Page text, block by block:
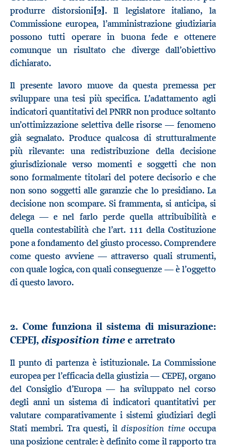
produrre distorsioni[2]. Il legislatore italiano, la
Commissione europea, l’amministrazione giudiziaria
possono tutti operare in buona fede e ottenere
comunque un risultato che diverge dall’obiettivo
dichiarato.
Il presente lavoro muove da questa premessa per
sviluppare una tesi più specifica. L’adattamento agli
indicatori quantitativi del PNRR non produce soltanto
un’ottimizzazione selettiva delle risorse — fenomeno
già segnalato. Produce qualcosa di strutturalmente
più rilevante: una redistribuzione della decisione
giurisdizionale verso momenti e soggetti che non
sono formalmente titolari del potere decisorio e che
non sono soggetti alle garanzie che lo presidiano. La
decisione non scompare. Si frammenta, si anticipa, si
delega — e nel farlo perde quella attribuibilità e
quella contestabilità che l’art. 111 della Costituzione
pone a fondamento del giusto processo. Comprendere
come questo avviene — attraverso quali strumenti,
con quale logica, con quali conseguenze — è l’oggetto
di questo lavoro.
2. Come funziona il sistema di misurazione:
CEPEJ, disposition time e arretrato
Il punto di partenza è istituzionale. La Commissione
europea per l’efficacia della giustizia — CEPEJ, organo
del Consiglio d’Europa — ha sviluppato nel corso
degli anni un sistema di indicatori quantitativi per
valutare comparativamente i sistemi giudiziari degli
Stati membri. Tra questi, ildisposition timeoccupa
una posizione centrale: è definito come il rapporto tra